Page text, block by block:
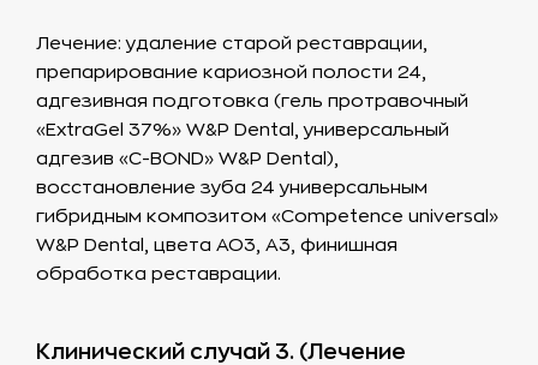
Лечение: удаление старой реставрации,
препарирование кариозной полости 24,
адгезивная подготовка (гель протравочный
«ExtraGel 37%» W&P Dental, универсальный
адгезив «C-BOND» W&P Dental),
восстановление зуба 24 универсальным
гибридным композитом «Competence universal»
W&P Dental, цвета AO3, А3, финишная
обработка реставрации.
Клинический случай 3. (Лечение